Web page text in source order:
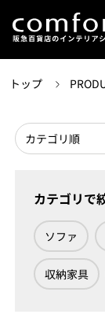
トップ
カテゴリで
ソファ
収納家具